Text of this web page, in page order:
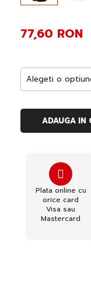
77,60 RON
ADAUGA IN
Plata online cu
orice card
Visa sau
Mastercard